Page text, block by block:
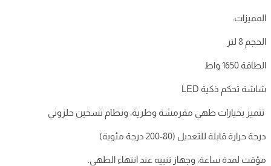
المميزات:
الحجم 8 لتر
الطاقة 1650 واط
شاشة تحكم ذكية LED
تتميز بخيارات طهي مقرمشة وطرية، ونظام تسخين حلزوني
درجة حرارة قابلة للتعديل (80-200 درجة مئوية)
مؤقت لمدة ساعة، وجهاز تنبيه عند انتهاء الطهي.